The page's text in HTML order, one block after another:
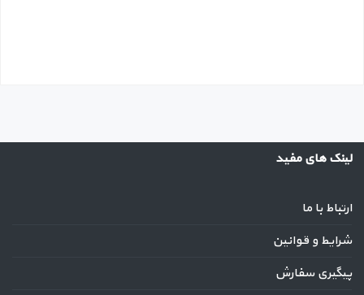
لینک های مفید
ارتباط با ما
شرایط و قوانین
پیگیری سفارش